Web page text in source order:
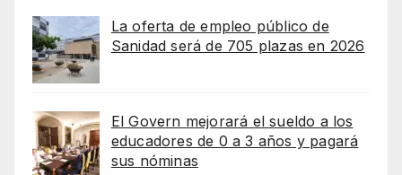
La oferta de empleo público de
Sanidad será de 705 plazas en 2026
El Govern mejorará el sueldo a los
educadores de 0 a 3 años y pagará
sus nóminas